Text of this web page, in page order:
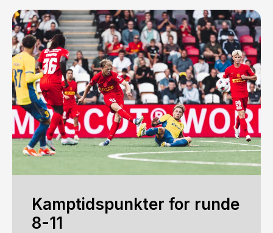
Kamptidspunkter for runde
8-11